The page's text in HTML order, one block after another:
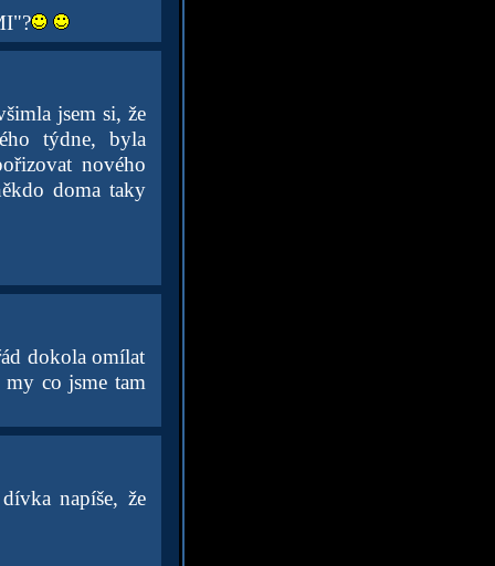
jsem si, že
týdne, byla
nového
doma taky
dokola omílat
co jsme tam
napíše, že